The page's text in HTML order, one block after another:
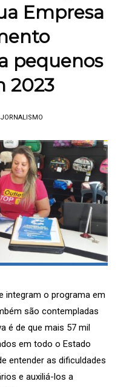
Empresa
pequenos
2023
JORNALISMO
integram o programa em
são contempladas
é de que mais 57 mil
em todo o Estado
entender as dificuldades
e auxiliá-los a